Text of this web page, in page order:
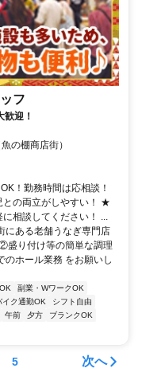
フ
迎！
の棚商店街）
！勤務時間は応相談！
の両立がしやすい！ ★
相談してください！ ...
にある老舗うなぎ専門店
盛り付け等の簡単な調理
ホール業務 をお願いし
副業・WワークOK
イク通勤OK
シフト自由
午前 夕方
ブランクOK
5 次へ